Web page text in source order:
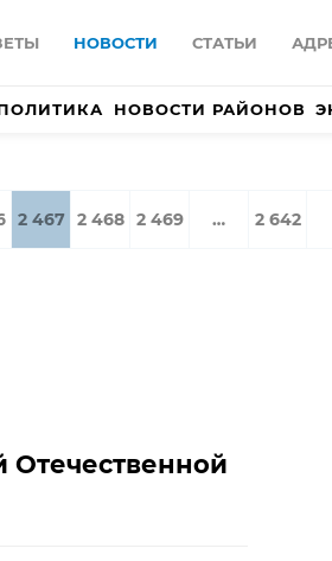
НОВОСТИ СТАТЬИ
НОВОСТИ РАЙОНОВ
2 467 2 468 2 469 … 2 642
Отечественной